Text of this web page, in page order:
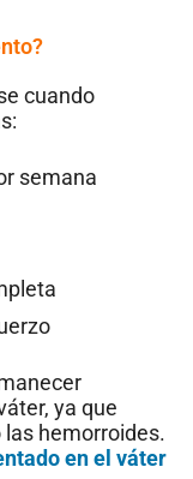
cuando
semana
ya que
hemorroides.
en el váter